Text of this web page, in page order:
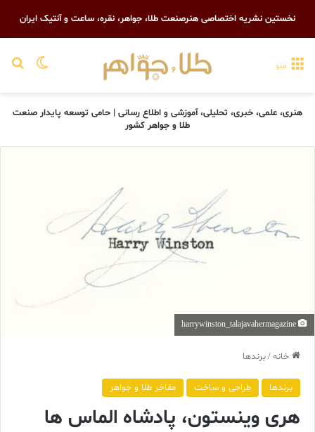
نخستین نشریه اختصاصی هنرصنعت طلا، جواهر، نقره، ساعت و آنتیک ایران
تغییر منو
هنری، علمی، خبری، تحلیلی، آموزشی و اطلاع رسانی | حامی توسعه پایدار صنعت
طلا و جواهر کشور
خانه/برندها
برندها طراحی و ساخت مفاخر طلا و جواهر
هری وینستون، پادشاه الماس ها